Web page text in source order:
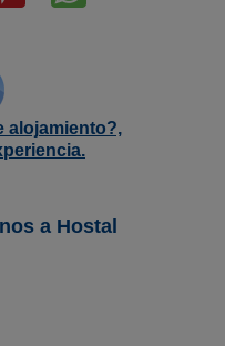
alojamiento?,
a Hostal